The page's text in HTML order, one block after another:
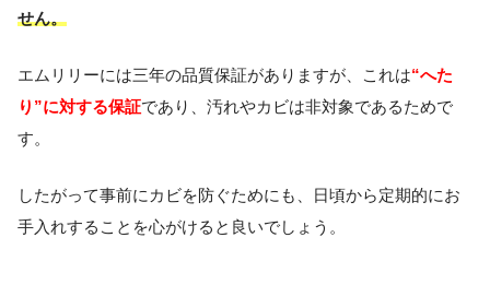
せん。
エムリリーには三年の品質保証がありますが、これは“へた
り”に対する保証であり、汚れやカビは非対象であるためで
す。
したがって事前にカビを防ぐためにも、日頃から定期的にお
手入れすることを心がけると良いでしょう。